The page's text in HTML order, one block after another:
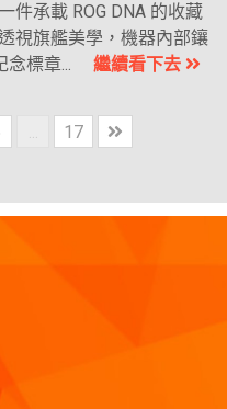
件承載 ROG DNA 的收藏
視旗艦美學，機器內部鑲
念標章... 繼續看下去
17